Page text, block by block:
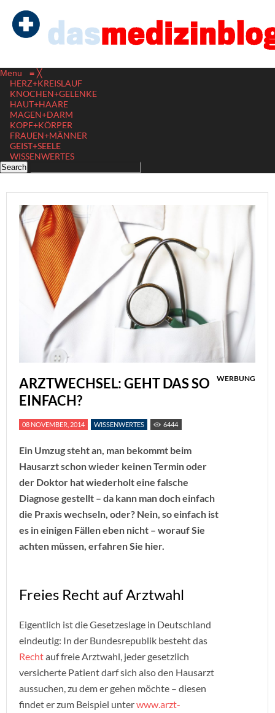
Menu ≡ ╳
HERZ+KREISLAUF
KNOCHEN+GELENKE
HAUT+HAARE
MAGEN+DARM
KOPF+KÖRPER
FRAUEN+MÄNNER
GEIST+SEELE
WISSENWERTES
ARZTWECHSEL: GEHT DAS SO
EINFACH?
WERBUNG
08 NOVEMBER, 2014 WISSENWERTES 6444
Ein Umzug steht an, man bekommt beim
Hausarzt schon wieder keinen Termin oder
der Doktor hat wiederholt eine falsche
Diagnose gestellt – da kann man doch einfach
die Praxis wechseln, oder? Nein, so einfach ist
es in einigen Fällen eben nicht – worauf Sie
achten müssen, erfahren Sie hier.
Freies Recht auf Arztwahl
Eigentlich ist die Gesetzeslage in Deutschland
eindeutig: In der Bundesrepublik besteht das
Rechtauf freie Arztwahl, jeder gesetzlich
versicherte Patient darf sich also den Hausarzt
aussuchen, zu dem er gehen möchte – diesen
findet er zum Beispiel unterwww.arzt-